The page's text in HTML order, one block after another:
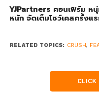
YJPartners คอนเฟิร์ม ห
หนัก จัดเต็มโชว์เคสครั้งแ
RELATED TOPICS: CRUSH,
CLICK